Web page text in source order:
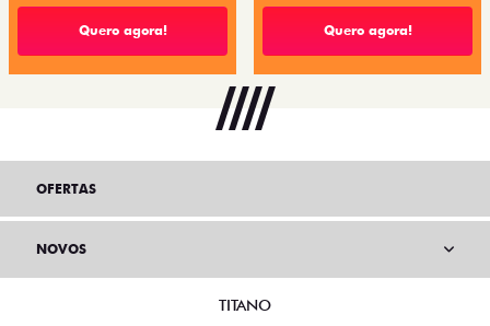
Quero agora! Quero agora!
OFERTAS
NOVOS
TITANO